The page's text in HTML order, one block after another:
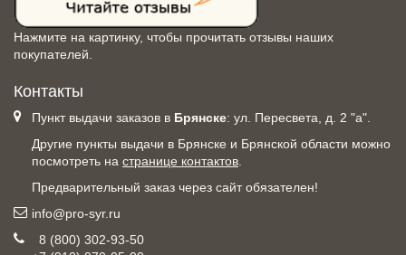
Нажмите на картинку, чтобы прочитать отзывы наших
покупателей.
Контакты
Пункт выдачи заказов в Брянске: ул. Пересвета, д. 2 "а".
Другие пункты выдачи в Брянске и Брянской области можно
посмотреть на странице контактов
Предварительный заказ через сайт обязателен!
info@pro-syr.ru
8 (800) 302-93-50